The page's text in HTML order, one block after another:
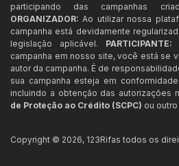
participando das campanhas
ORGANIZADOR: Ao utilizar nossa
campanha está devidamente
legislação aplicável. PARTICIPANTE:
campanha em nosso site, você está se
autor da campanha. É de
sua campanha esteja em
incluindo a obtenção das autorizações
de Proteção ao Crédito (SCPC) ou
Copyright © 2026, 123Rifas todos os